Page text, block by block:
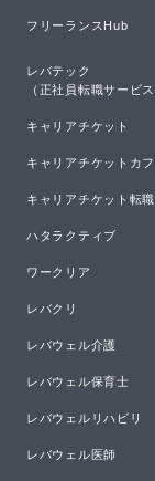
フリーランスHub
レバテック
（正社員転職サービス
キャリアチケット
キャリアチケットカフ
キャリアチケット転職
ハタラクティブ
ワークリア
レバクリ
レバウェル介護
レバウェル保育士
レバウェルリハビリ
レバウェル医師